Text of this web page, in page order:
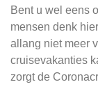
Bent u wel eens
mensen denk
allang niet meer
cruisevakanties
zorgt de